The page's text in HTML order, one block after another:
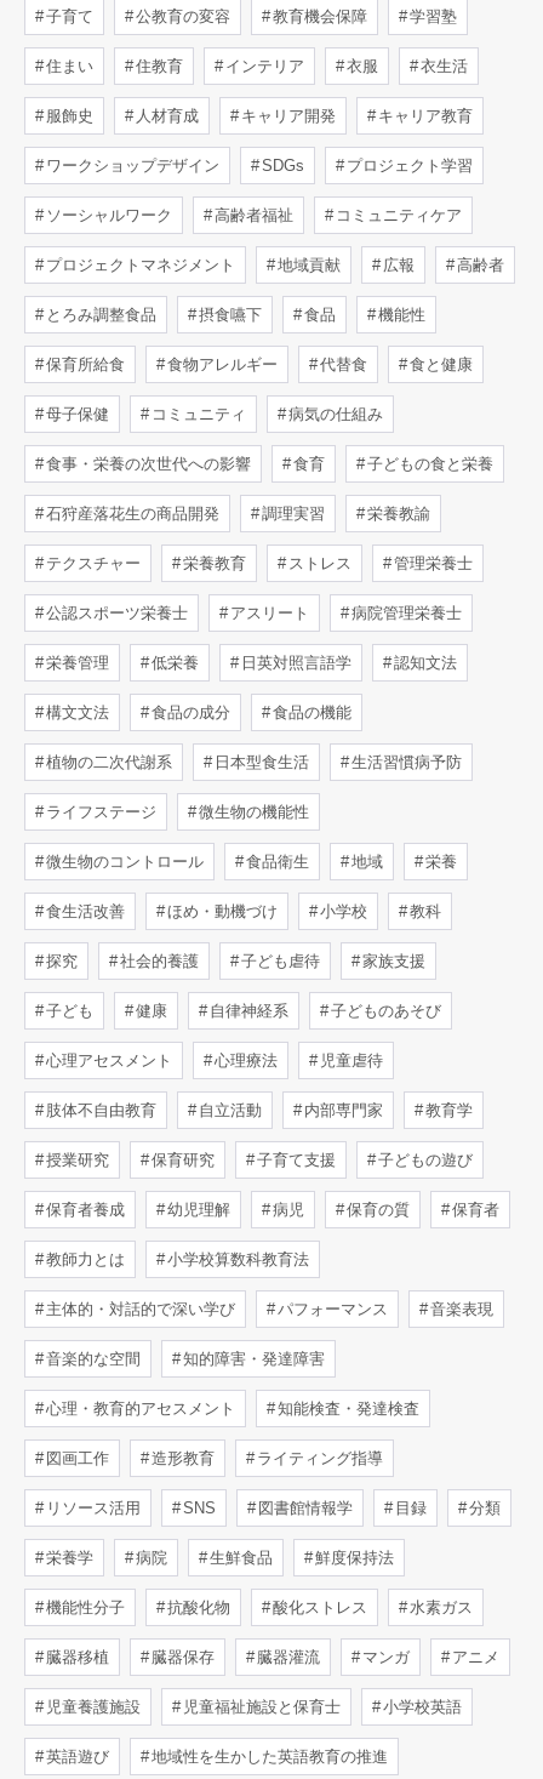
子育て 公教育の変容 教育機会保障 学習塾
住まい 住教育 インテリア 衣服 衣生活
服飾史 人材育成 キャリア開発 キャリア教育
ワークショップデザイン SDGs プロジェクト学習
ソーシャルワーク 高齢者福祉 コミュニティケア
プロジェクトマネジメント 地域貢献 広報 高齢者
とろみ調整食品 摂食嚥下 食品 機能性
保育所給食 食物アレルギー 代替食 食と健康
母子保健 コミュニティ 病気の仕組み
食事・栄養の次世代への影響 食育 子どもの食と栄養
石狩産落花生の商品開発 調理実習 栄養教諭
テクスチャー 栄養教育 ストレス 管理栄養士
公認スポーツ栄養士 アスリート 病院管理栄養士
栄養管理 低栄養 日英対照言語学 認知文法
構文文法 食品の成分 食品の機能
植物の二次代謝系 日本型食生活 生活習慣病予防
ライフステージ 微生物の機能性
微生物のコントロール 食品衛生 地域 栄養
食生活改善 ほめ・動機づけ 小学校 教科
探究 社会的養護 子ども虐待 家族支援
子ども 健康 自律神経系 子どものあそび
心理アセスメント 心理療法 児童虐待
肢体不自由教育 自立活動 内部専門家 教育学
授業研究 保育研究 子育て支援 子どもの遊び
保育者養成 幼児理解 病児 保育の質 保育者
教師力とは 小学校算数科教育法
主体的・対話的で深い学び パフォーマンス 音楽表現
音楽的な空間 知的障害・発達障害
心理・教育的アセスメント 知能検査・発達検査
図画工作 造形教育 ライティング指導
リソース活用 SNS 図書館情報学 目録 分類
栄養学 病院 生鮮食品 鮮度保持法
機能性分子 抗酸化物 酸化ストレス 水素ガス
臓器移植 臓器保存 臓器灌流 マンガ アニメ
児童養護施設 児童福祉施設と保育士 小学校英語
英語遊び 地域性を生かした英語教育の推進